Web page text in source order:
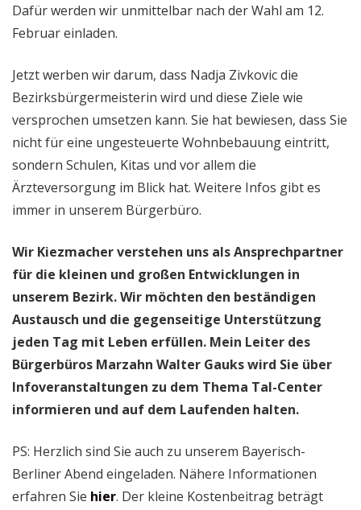
Dafür werden wir unmittelbar nach der Wahl am 12.
Februar einladen.
Jetzt werben wir darum, dass Nadja Zivkovic die
Bezirksbürgermeisterin wird und diese Ziele wie
versprochen umsetzen kann. Sie hat bewiesen, dass Sie
nicht für eine ungesteuerte Wohnbebauung eintritt,
sondern Schulen, Kitas und vor allem die
Ärzteversorgung im Blick hat. Weitere Infos gibt es
immer in unserem Bürgerbüro.
Wir Kiezmacher verstehen uns als Ansprechpartner
für die kleinen und großen Entwicklungen in
unserem Bezirk. Wir möchten den beständigen
Austausch und die gegenseitige Unterstützung
jeden Tag mit Leben erfüllen. Mein Leiter des
Bürgerbüros Marzahn Walter Gauks wird Sie über
Infoveranstaltungen zu dem Thema Tal-Center
informieren und auf dem Laufenden halten.
PS: Herzlich sind Sie auch zu unserem Bayerisch-
Berliner Abend eingeladen. Nähere Informationen
erfahren Sie hier. Der kleine Kostenbeitrag beträgt